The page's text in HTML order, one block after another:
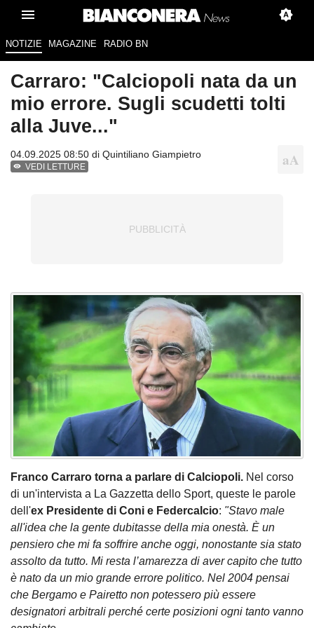
NOTIZIE MAGAZINE RADIO BN
Carraro: "Calciopoli nata da un
mio errore. Sugli scudetti tolti
alla Juve..."
04.09.2025 08:50 di Quintiliano Giampietro
VEDI LETTURE
Franco Carraro torna a parlare di Calciopoli. Nel corso
di un'intervista a La Gazzetta dello Sport, queste le parole
dell'ex Presidente di Coni e Federcalcio: "Stavo male
all'idea che la gente dubitasse della mia onestà. È un
pensiero che mi fa soffrire anche oggi, nonostante sia stato
assolto da tutto. Mi resta l’amarezza di aver capito che tutto
è nato da un mio grande errore politico. Nel 2004 pensai
che Bergamo e Pairetto non potessero più essere
designatori arbitrali perché certe posizioni ogni tanto vanno